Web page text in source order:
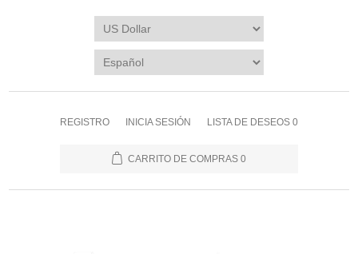
REGISTRO INICIA SESIÓN LISTA DE DESEOS 0
CARRITO DE COMPRAS 0